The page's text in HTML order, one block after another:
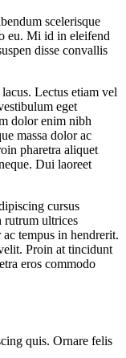
scelerisque
eu. Mi id in eleifend
disse convallis
Lectus etiam vel
eget
dolor enim nibh
massa dolor ac
pharetra aliquet
Dui laoreet
cursus
rutrum ultrices
tempus in hendrerit.
Proin at tincidunt
eros commodo
quis. Ornare felis